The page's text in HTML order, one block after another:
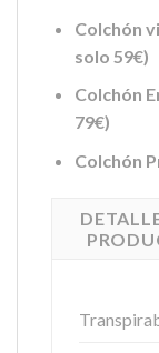
Colchón
solo 59€)
Colchón
79€)
Colchón